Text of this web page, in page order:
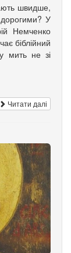
швидше,
У
Немченко
біблійний
мить не зі
Читати далі